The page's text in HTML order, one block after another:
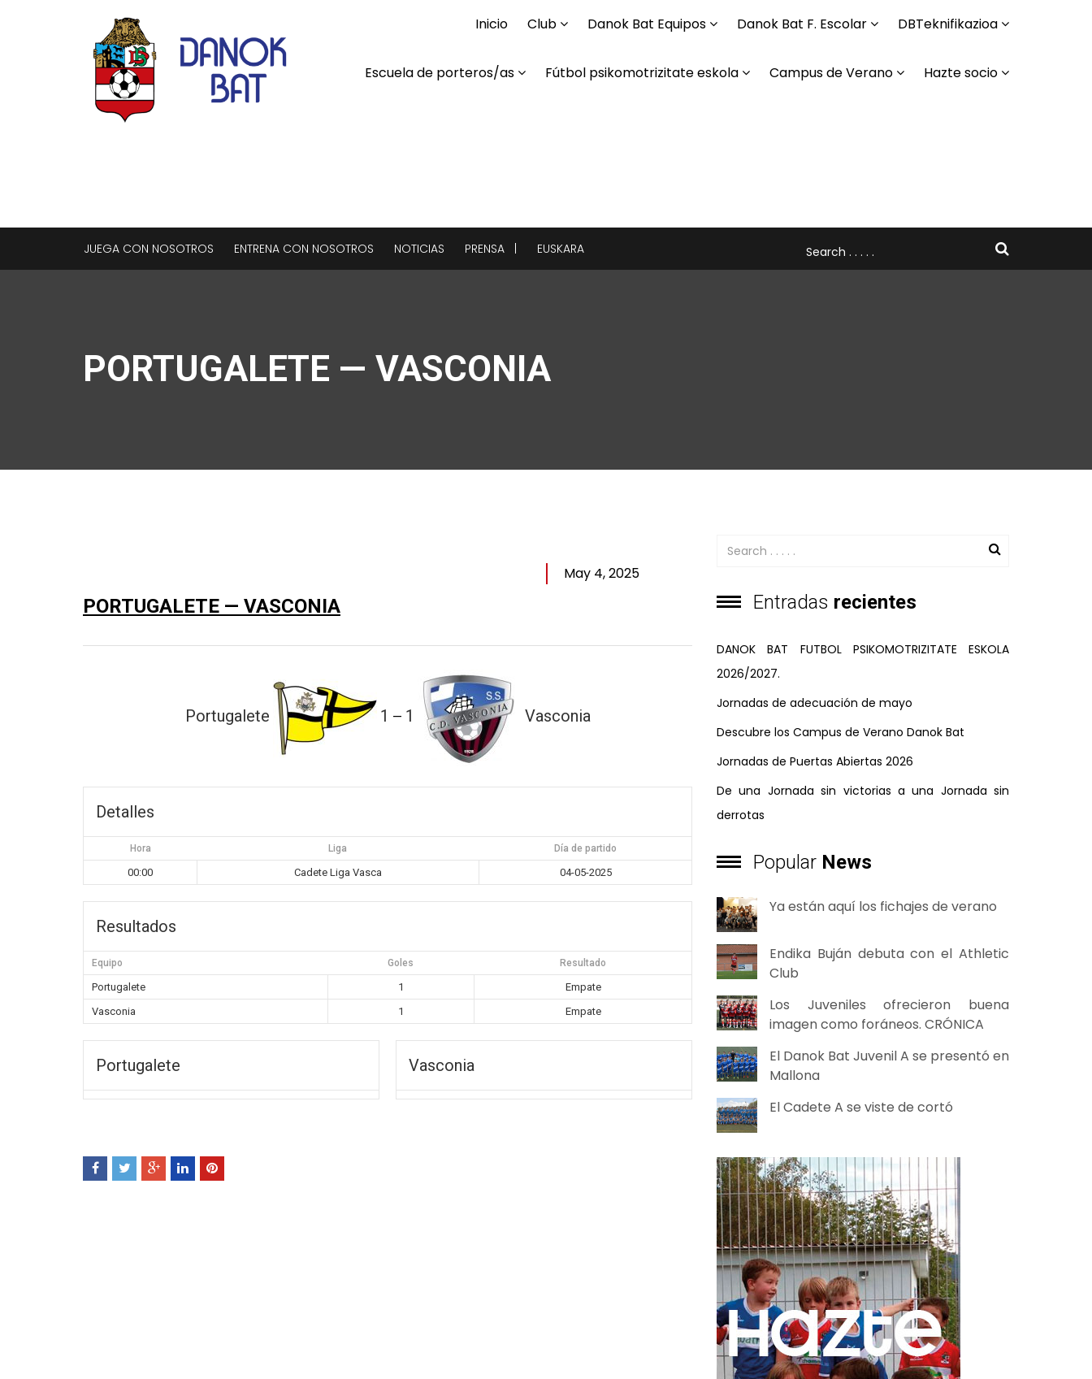
Inicio Club Danok Bat Equipos Danok Bat F. Escolar DBTeknifikazioa
Escuela de porteros/as Fútbol psikomotrizitate eskola Campus de Verano Hazte socio
JUEGA CON NOSOTROS ENTRENA CON NOSOTROS NOTICIAS PRENSA | EUSKARA
PORTUGALETE — VASCONIA
PORTUGALETE — VASCONIA
May 4, 2025
Portugalete 1 — 1 Vasconia
Detalles
Hora Liga Día de partido
00:00 Cadete Liga Vasca 04-05-2025
Resultados
Equipo Goles Resultado
Portugalete 1
Empate
Vasconia
1 Empate
Portugalete Vasconia
Entradas recientes
DANOK BAT FUTBOL PSIKOMOTRIZITATE ESKOLA
2026/2027.
Jornadas de adecuación de mayo
Descubre los Campus de Verano Danok Bat
Jornadas de Puertas Abiertas 2026
De una Jornada sin victorias a una Jornada sin
derrotas
Popular News
Ya están aquí los fichajes de verano
Endika Buján debuta con el Athletic
Club
Los Juveniles ofrecieron buena
imagen como foráneos. CRÓNICA
El Danok Bat Juvenil A se presentó en
Mallona
El Cadete A se viste de cortó